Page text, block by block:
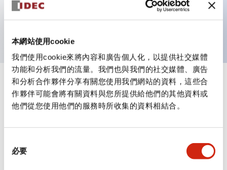
本網站使用cookie
我們使用cookie來將內容和廣告個人化，以提供社交媒體
功能和分析我們的流量。我們也與我們的社交媒體、廣告
和分析合作夥伴分享有關您使用我們網站的資料，這些合
作夥伴可能會將有關資料與您所提供給他們的其他資料或
他們從您使用他們的服務時所收集的資料相結合。
必要
附鎖選擇開關採用高安全性的彈子鎖結構
規格 顯示全部
審美規範